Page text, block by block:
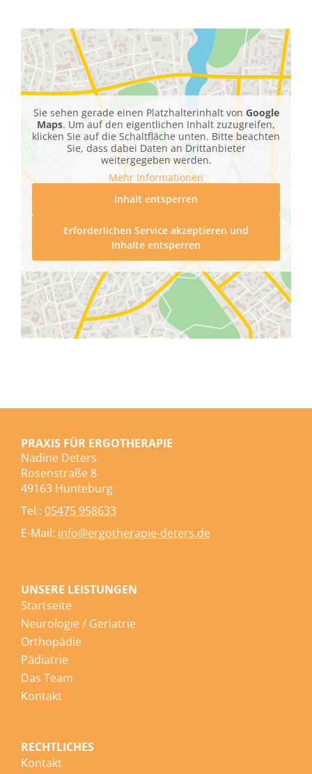
Sie sehen gerade einen Platzhalterinhalt von Google
Maps. Um auf den eigentlichen Inhalt zuzugreifen,
klicken Sie auf die Schaltfläche unten. Bitte beachten
Sie, dass dabei Daten an Drittanbieter
weitergegeben werden.
Mehr Informationen
Inhalt entsperren
Erforderlichen Service akzeptieren und
Inhalte entsperren
PRAXIS FÜR ERGOTHERAPIE
Nadine Deters
Rosenstraße 8
49163 Hunteburg
Tel.: 05475 958633
E-Mail: info@ergotherapie-deters.de
UNSERE LEISTUNGEN
Startseite
Neurologie / Geriatrie
Orthopädie
Pädiatrie
Das Team
Kontakt
RECHTLICHES
Kontakt